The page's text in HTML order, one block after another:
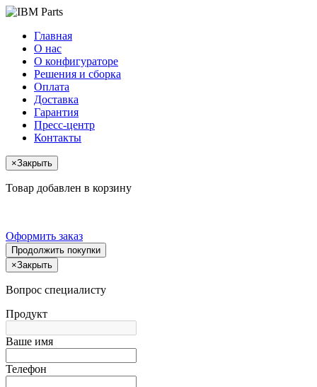
Главная
О нас
О конфигураторе
Решения и сборка
Оплата
Доставка
Гарантия
Пресс-центр
Контакты
×Закрыть
Товар добавлен в корзину
Оформить заказ
Продолжить покупки
×Закрыть
Вопрос специалисту
Продукт
Ваше имя
Телефон